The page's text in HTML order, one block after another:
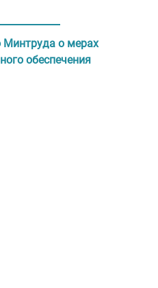
Минтруда о мерах
обеспечения